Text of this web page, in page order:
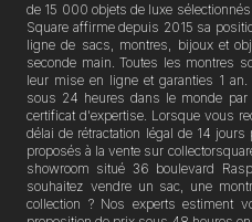
de 15 000 objets de luxe
Square affirme depuis 2015 sa
ligne de sacs, montres, bijoux et
seconde main. Toutes les montres
leur mise en ligne et garanties 1
sous 24 heures dans le monde
certificat d'expertise. Lorsque vous
délai de rétractation légal de 14
proposés à la vente sur
showroom situé 36 boulevard
souhaitez vendre un sac, une
collection ? Nos experts estiment